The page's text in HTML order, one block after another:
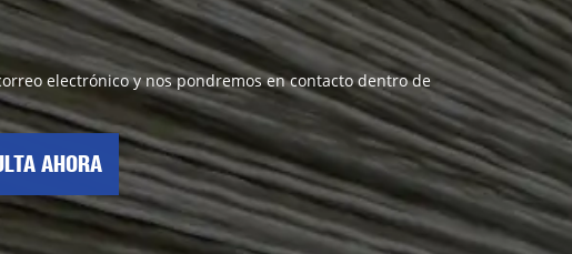
electrónico y nos pondremos en contacto dentro de
AHORA